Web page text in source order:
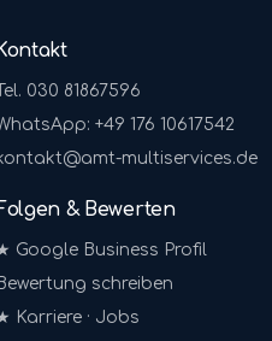
Tel. 030 81867596
+49 176 10617542
multiservices.de
& Bewerten
Google Business Profil
Bewertung schreiben
Karriere · Jobs